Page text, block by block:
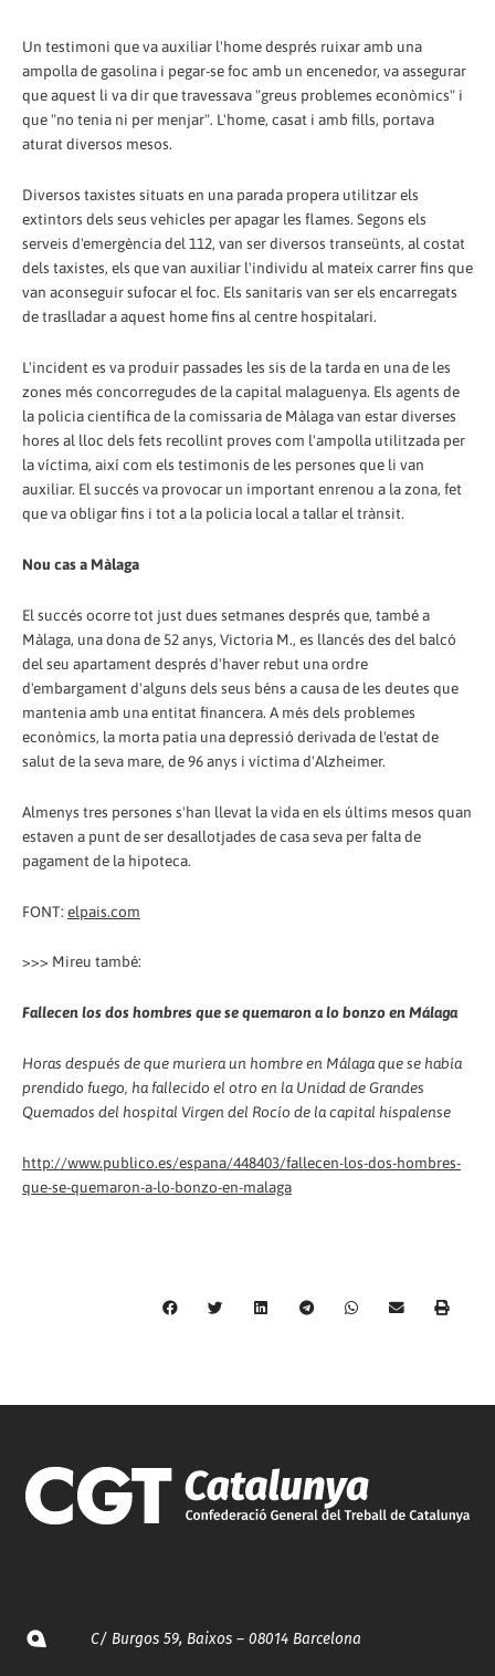
Un testimoni que va auxiliar l'home després ruixar amb una
ampolla de gasolina i pegar-se foc amb un encenedor, va assegurar
que aquest li va dir que travessava "greus problemes econòmics" i
que "no tenia ni per menjar". L'home, casat i amb fills, portava
aturat diversos mesos.
Diversos taxistes situats en una parada propera utilitzar els
extintors dels seus vehicles per apagar les flames. Segons els
serveis d'emergència del 112, van ser diversos transeünts, al costat
dels taxistes, els que van auxiliar l'individu al mateix carrer fins que
van aconseguir sufocar el foc. Els sanitaris van ser els encarregats
de traslladar a aquest home fins al centre hospitalari.
L'incident es va produir passades les sis de la tarda en una de les
zones més concorregudes de la capital malaguenya. Els agents de
la policia científica de la comissaria de Màlaga van estar diverses
hores al lloc dels fets recollint proves com l'ampolla utilitzada per
la víctima, així com els testimonis de les persones que li van
auxiliar. El succés va provocar un important enrenou a la zona, fet
que va obligar fins i tot a la policia local a tallar el trànsit.
Nou cas a Màlaga
El succés ocorre tot just dues setmanes després que, també a
Màlaga, una dona de 52 anys, Victoria M., es llancés des del balcó
del seu apartament després d'haver rebut una ordre
d'embargament d'alguns dels seus béns a causa de les deutes que
mantenia amb una entitat financera. A més dels problemes
econòmics, la morta patia una depressió derivada de l'estat de
salut de la seva mare, de 96 anys i víctima d'Alzheimer.
Almenys tres persones s'han llevat la vida en els últims mesos quan
estaven a punt de ser desallotjades de casa seva per falta de
pagament de la hipoteca.
FONT: elpais.com
>>> Mireu també:
Fallecen los dos hombres que se quemaron a lo bonzo en Málaga
Horas después de que muriera un hombre en Málaga que se había
prendido fuego, ha fallecido el otro en la Unidad de Grandes
Quemados del hospital Virgen del Rocío de la capital hispalense
http://www.publico.es/espana/448403/fallecen-los-dos-hombres-
que-se-quemaron-a-lo-bonzo-en-malaga
C/ Burgos 59, Baixos – 08014 Barcelona